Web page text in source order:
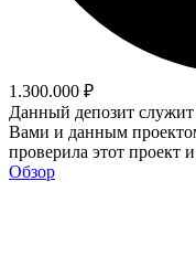
1.300.000 ₽
Данный депозит служит
Вами и данным
проверила этот проект
Обзор